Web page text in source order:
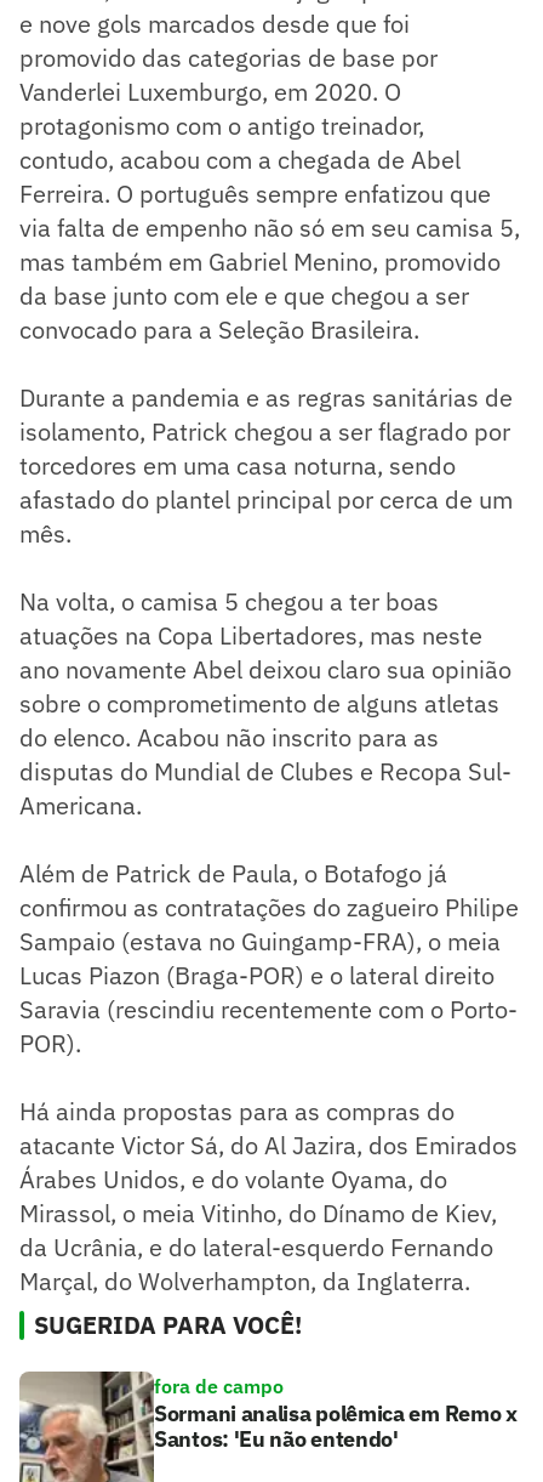
e nove gols marcados desde que foi
promovido das categorias de base por
Vanderlei Luxemburgo, em 2020. O
protagonismo com o antigo treinador,
contudo, acabou com a chegada de Abel
Ferreira. O português sempre enfatizou que
via falta de empenho não só em seu camisa 5,
mas também em Gabriel Menino, promovido
da base junto com ele e que chegou a ser
convocado para a Seleção Brasileira.
Durante a pandemia e as regras sanitárias de
isolamento, Patrick chegou a ser flagrado por
torcedores em uma casa noturna, sendo
afastado do plantel principal por cerca de um
mês.
Na volta, o camisa 5 chegou a ter boas
atuações na Copa Libertadores, mas neste
ano novamente Abel deixou claro sua opinião
sobre o comprometimento de alguns atletas
do elenco. Acabou não inscrito para as
disputas do Mundial de Clubes e Recopa Sul-
Americana.
Além de Patrick de Paula, o Botafogo já
confirmou as contratações do zagueiro Philipe
Sampaio (estava no Guingamp-FRA), o meia
Lucas Piazon (Braga-POR) e o lateral direito
Saravia (rescindiu recentemente com o Porto-
POR).
Há ainda propostas para as compras do
atacante Victor Sá, do Al Jazira, dos Emirados
Árabes Unidos, e do volante Oyama, do
Mirassol, o meia Vitinho, do Dínamo de Kiev,
da Ucrânia, e do lateral-esquerdo Fernando
Marçal, do Wolverhampton, da Inglaterra.
SUGERIDA PARA VOCÊ!
fora de campo
Sormani analisa polêmica em Remo x
Santos: 'Eu não entendo'